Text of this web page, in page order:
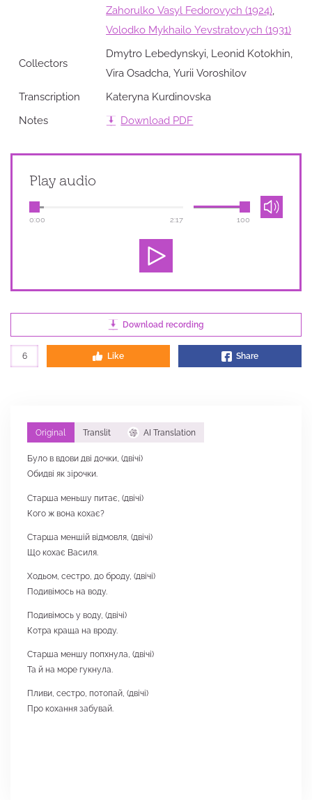
Zahorulko Vasyl Fedorovych (1924)
Volodko Mykhailo Yevstratovych (1931)
Collectors
Dmytro Lebedynskyi, Leonid Kotokhin,
Vira Osadcha, Yurii Voroshilov
Transcription
Kateryna Kurdinovska
Notes
Download PDF
Play audio
0:00 2:17 100
Download recording
6 Like Share
Original Translit AI Translation
Було в вдови дві дочки, (двічі)
Обидві як зірочки.
Старша меньшу питає, (двічі)
Кого ж вона кохає?
Старша меншій відмовля, (двічі)
Що кохає Василя.
Ходьом, сестро, до броду, (двічі)
Подивімось на воду.
Подивімось у воду, (двічі)
Котра краща на вроду.
Старша меншу попхнула, (двічі)
Та й на море гукнула.
Пливи, сестро, потопай, (двічі)
Про кохання забувай.